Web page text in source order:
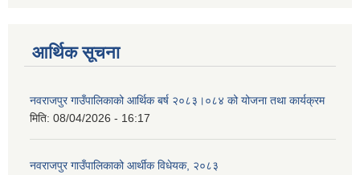
आर्थिक सूचना
नवराजपुर गाउँपालिकाको आर्थिक बर्ष २०८३।०८४ को योजना तथा कार्यक्रम
मिति: 08/04/2026 - 16:17
नवराजपुर गाउँपालिकाको आर्थीक विधेयक, २०८३